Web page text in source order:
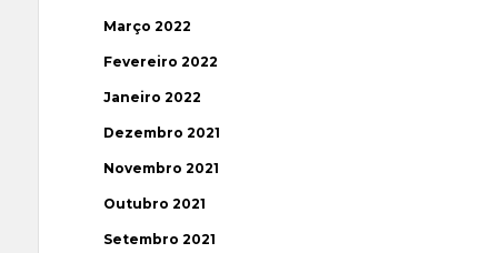
Março 2022
Fevereiro 2022
Janeiro 2022
Dezembro 2021
Novembro 2021
Outubro 2021
Setembro 2021